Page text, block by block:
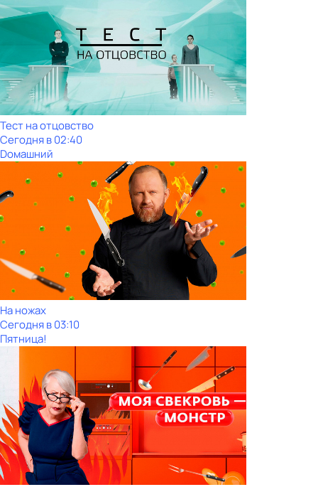
Тест на отцовство
Сегодня в 02:40
Dомашний
На ножах
Сегодня в 03:10
Пятница!